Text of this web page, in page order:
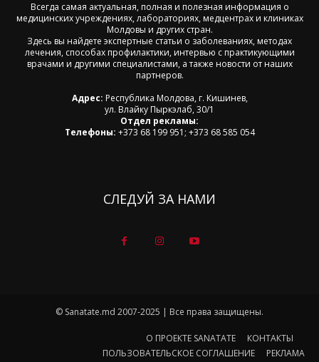
Всегда самая актуальная, полная и полезная информация о
медицинских учреждениях, лабораториях, медцентрах и клиниках
Молдовы и других стран.
Здесь вы найдете экспертные статьи о заболеваниях, методах
лечения, способах профилактики, интервью с практикующими
врачами и другими специалистами, а также новости от наших
партнеров.
Адрес: Республика Молдова, г. Кишинев,
ул. Влайку Пыркэлаб, 30/1
Отдел рекламы:
Телефоны: +373 68 199 951; +373 68 585 054
СЛЕДУЙ ЗА НАМИ
© Sanatate.md 2007-2025 | Все права защищены.
О ПРОЕКТЕ SANATATE
КОНТАКТЫ
ПОЛЬЗОВАТЕЛЬСКОЕ СОГЛАШЕНИЕ
РЕКЛАМА